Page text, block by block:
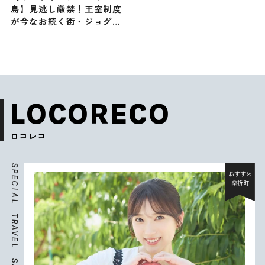
島】見逃し厳禁！王室制度
が今なお続く街・ジョグジ
LOCORECO
ロコレコ
S
P
E
C
I
A
L
T
R
A
V
E
L
S
おすすめ
桑折町